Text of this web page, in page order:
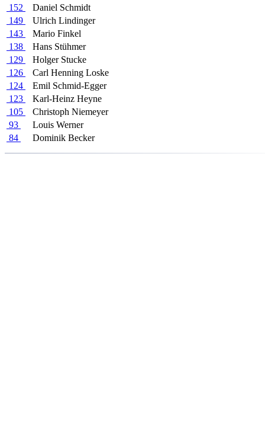
152
Daniel Schmidt
149
Ulrich Lindinger
143
Mario Finkel
138
Hans Stühmer
129
Holger Stucke
126
Carl Henning Loske
124
Emil Schmid-Egger
123
Karl-Heinz Heyne
105
Christoph Niemeyer
93
Louis Werner
84
Dominik Becker